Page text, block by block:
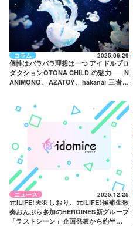
コラム 2025.06.29
個性はバラバラ理想は一つ アイドルプロ
ダクションOTONA CHILD.の魅力——N
ANIMONO、AZATOY、hakanai 三者三
ニュース 2025.12.25
元iLiFE!天羽しおり、元iLiFE!候補生歌
奏おんぷら参加のHEROINES新グループ
「ラストシーン」企画発表から約半年で